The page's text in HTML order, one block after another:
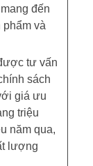
đến
và
tư vấn
sách
giá ưu
triệu
năm qua,
lượng